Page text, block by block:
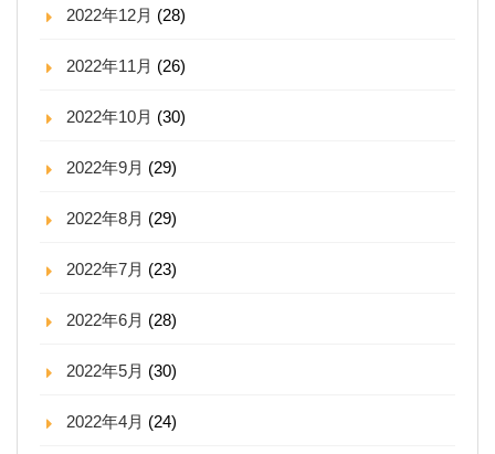
2022年12月 (28)
2022年11月 (26)
2022年10月 (30)
2022年9月 (29)
2022年8月 (29)
2022年7月 (23)
2022年6月 (28)
2022年5月 (30)
2022年4月 (24)